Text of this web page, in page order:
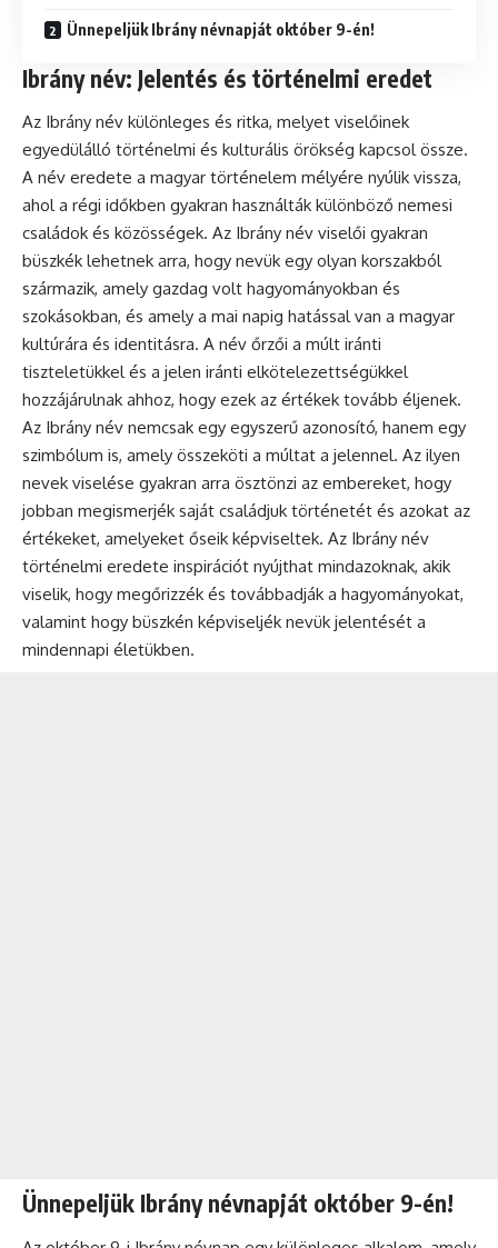
Ünnepeljük Ibrány névnapját október 9-én!
Ibrány név: Jelentés és történelmi eredet
Az Ibrány név különleges és ritka, melyet viselőinek
egyedülálló történelmi és kulturális örökség kapcsol össze.
A név eredete a magyar történelem mélyére nyúlik vissza,
ahol a régi időkben gyakran használták különböző nemesi
családok és közösségek. Az Ibrány név viselői gyakran
büszkék lehetnek arra, hogy nevük egy olyan korszakból
származik, amely gazdag volt hagyományokban és
szokásokban, és amely a mai napig hatással van a magyar
kultúrára és identitásra. A név őrzői a múlt iránti
tiszteletükkel és a jelen iránti elkötelezettségükkel
hozzájárulnak ahhoz, hogy ezek az értékek tovább éljenek.
Az Ibrány név nemcsak egy egyszerű azonosító, hanem egy
szimbólum is, amely összeköti a múltat a jelennel. Az ilyen
nevek viselése gyakran arra ösztönzi az embereket, hogy
jobban megismerjék saját családjuk történetét és azokat az
értékeket, amelyeket őseik képviseltek. Az Ibrány név
történelmi eredete inspirációt nyújthat mindazoknak, akik
viselik, hogy megőrizzék és továbbadják a hagyományokat,
valamint hogy büszkén képviseljék nevük jelentését a
mindennapi életükben.
Ünnepeljük Ibrány névnapját október 9-én!